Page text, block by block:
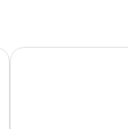
Grand Hotel